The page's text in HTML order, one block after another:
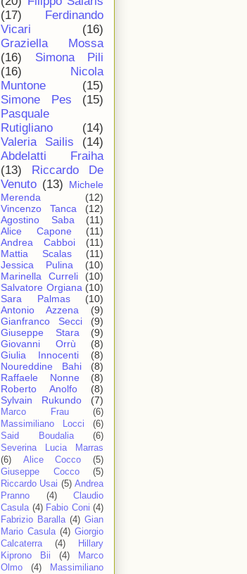
(17)
Ferdinando
Vicari
(16)
Graziella Mossa
(16)
Simona Pili
(16)
Nicola
Muntone
(15)
Simone Pes
(15)
Pasquale
Rutigliano
(14)
Valeria Sailis
(14)
Abdelatti Fraiha
(13)
Riccardo De
Venuto (13)
Michele
Merenda
(12)
Vincenzo Tanca
(12)
Agostino Saba
(11)
Alice Capone
(11)
Andrea Cabboi
(11)
Mattia Scalas
(11)
Jessica Pulina
(10)
Marinella Curreli
(10)
Salvatore Orgiana (10)
Sara Palmas
(10)
Antonio Azzena
(9)
Gianfranco Secci
(9)
Giuseppe Stara
(9)
Giovanni Orrù
(8)
Giulia Innocenti
(8)
Noureddine Bahi
(8)
Raffaele Nonne
(8)
Roberto Anolfo
(8)
Sylvain Rukundo
(7)
Marco Frau
(6)
Massimiliano Locci
(6)
Said Boudalia
(6)
Severina Lucia Marras
(6)
Alice Cocco
(5)
Giuseppe Cocco
(5)
Riccardo Usai (5) Andrea
Pranno
(4)
Claudio
Casula (4) Fabio Coni (4)
Fabrizio Baralla (4) Gian
Mario Casula (4) Giorgio
Calcaterra
(4)
Hillary
Kiprono Bii
(4)
Marco
Olmo
(4)
Massimiliano